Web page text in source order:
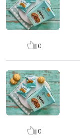
0
0